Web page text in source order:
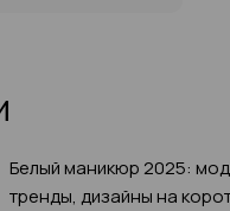
Белый маникюр 2025:
тренды, дизайны на